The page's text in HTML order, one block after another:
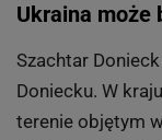
Ukraina może
Szachtar
Doniecku. W
terenie objętym